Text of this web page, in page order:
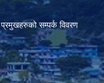
प्रमुखहरुको सम्पर्क विवरण